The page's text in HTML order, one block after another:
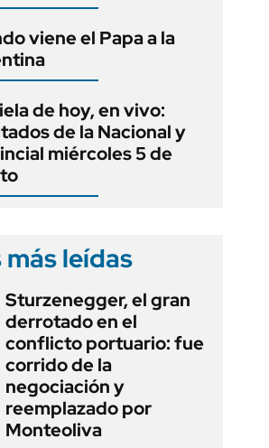
viene el Papa a la
de hoy, en vivo:
de la Nacional y
miércoles 5 de
más leídas
Sturzenegger, el gran
derrotado en el
conflicto portuario: fue
corrido de la
negociación y
reemplazado por
Monteoliva